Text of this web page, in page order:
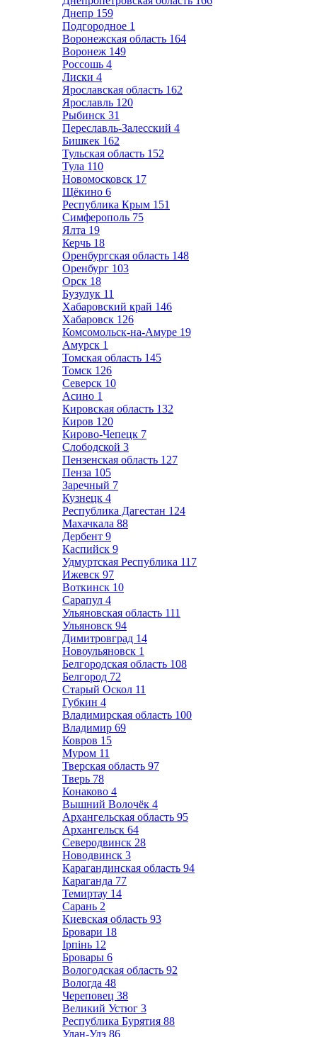
Днепр 159
Подгородное 1
Воронежская область 164
Воронеж 149
Россошь 4
Лиски 4
Ярославская область 162
Ярославль 120
Рыбинск 31
Переславль-Залесский 4
Бишкек 162
Тульская область 152
Тула 110
Новомосковск 17
Щёкино 6
Республика Крым 151
Симферополь 75
Ялта 19
Керчь 18
Оренбургская область 148
Оренбург 103
Орск 18
Бузулук 11
Хабаровский край 146
Хабаровск 126
Комсомольск-на-Амуре 19
Амурск 1
Томская область 145
Томск 126
Северск 10
Асино 1
Кировская область 132
Киров 120
Кирово-Чепецк 7
Слободской 3
Пензенская область 127
Пенза 105
Заречный 7
Кузнецк 4
Республика Дагестан 124
Махачкала 88
Дербент 9
Каспийск 9
Удмуртская Республика 117
Ижевск 97
Воткинск 10
Сарапул 4
Ульяновская область 111
Ульяновск 94
Димитровград 14
Новоульяновск 1
Белгородская область 108
Белгород 72
Старый Оскол 11
Губкин 4
Владимирская область 100
Владимир 69
Ковров 15
Муром 11
Тверская область 97
Тверь 78
Конаково 4
Вышний Волочёк 4
Архангельская область 95
Архангельск 64
Северодвинск 28
Новодвинск 3
Карагандинская область 94
Караганда 77
Темиртау 14
Сарань 2
Киевская область 93
Бровари 18
Ірпінь 12
Бровары 6
Вологодская область 92
Вологда 48
Череповец 38
Великий Устюг 3
Республика Бурятия 88
Улан-Удэ 86